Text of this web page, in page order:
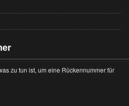
zu tun ist, um eine Rückennummer für